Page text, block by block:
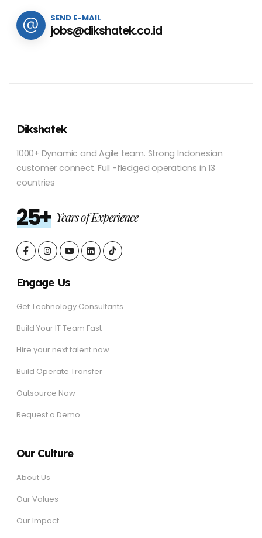
SEND E-MAIL
jobs@dikshatek.co.id
Dikshatek
1000+ Dynamic and Agile team. Strong Indonesian
customer connect. Full -fledged operations in 13
countries
25+ Years of Experience
Engage Us
Get Technology Consultants
Build Your IT Team Fast
Hire your next talent now
Build Operate Transfer
Outsource Now
Request a Demo
Our Culture
About Us
Our Values
Our Impact